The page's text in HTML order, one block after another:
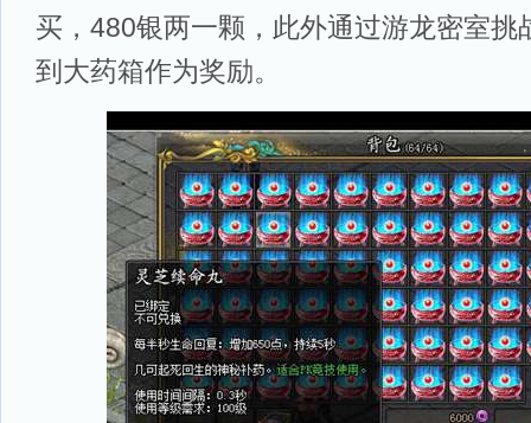
买，480银两一颗，此外通过游龙密室挑
到大药箱作为奖励。